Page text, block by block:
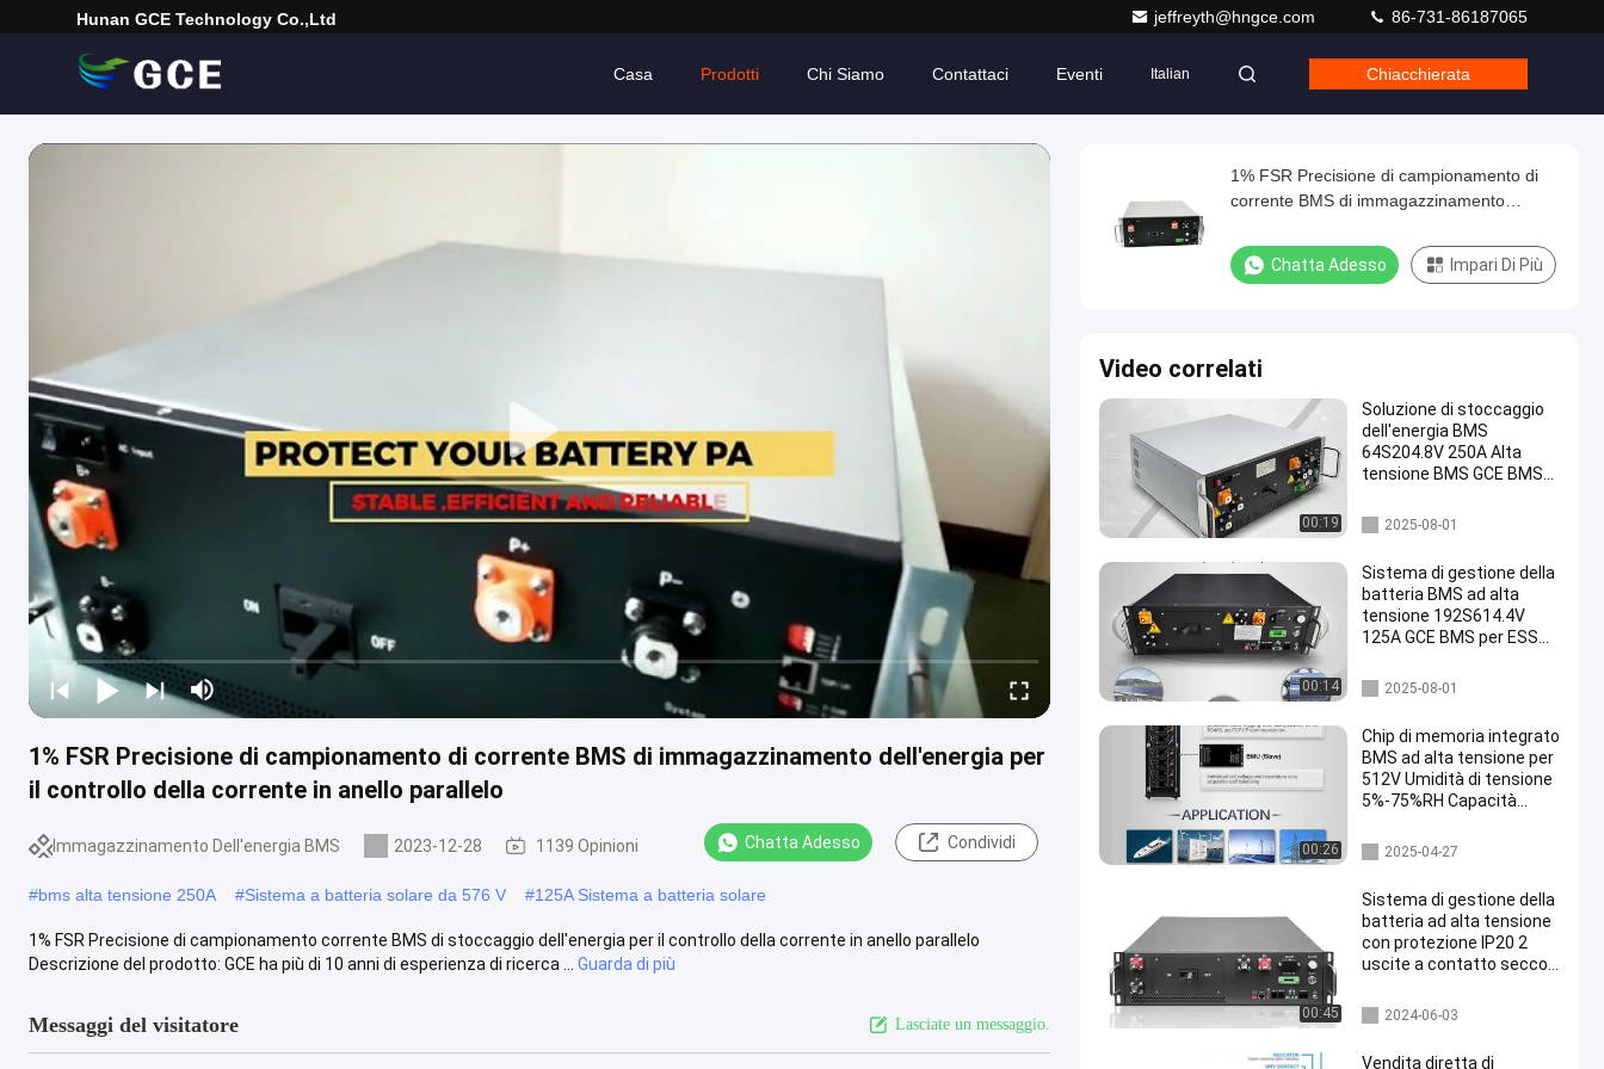
Hunan GCE Technology Co.,Ltd jeffreyth@hngce.com 86-731-86187065
Casa Prodotti Chi Siamo Contattaci Eventi Italian Chiacchierata
1% FSR Precisione di campionamento di corrente BMS di immagazzinamento dell'energia per
il controllo della corrente in anello parallelo
Immagazzinamento Dell'energia BMS 2023-12-28 1139 Opinioni Chatta Adesso Condividi
#bms alta tensione 250A #Sistema a batteria solare da 576 V #125A Sistema a batteria solare
1% FSR Precisione di campionamento corrente BMS di stoccaggio dell'energia per il controllo della corrente in anello parallelo
Descrizione del prodotto: GCE ha più di 10 anni di esperienza di ricerca ...
Guarda di più
Messaggi del visitatore Lasciate un messaggio.
1% FSR Precisione di campionamento di
corrente BMS di immagazzinamento
anello parallelo
Chatta Adesso Impari Di Più
Video correlati
00:19
Soluzione di stoccaggio
dell'energia BMS
64S204.8V 250A Alta
tensione BMS GCE BMS
al litio Lifepo4 batteria
Immagazzinamento dell'ener
gia BMS
2025-08-01
00:14
Sistema di gestione della
batteria BMS ad alta
tensione 192S614.4V
125A GCE BMS per ESS
accumulo solare e ESS C
& I
Immagazzinamento dell'ener
gia BMS
2025-08-01
00:26
Chip di memoria integrato
BMS ad alta tensione per
512V Umidità di tensione
5%-75%RH Capacità
bms ad alta tensione
2025-04-27
00:45
Sistema di gestione della
batteria ad alta tensione
con protezione IP20 2
uscite a contatto secco
Immagazzinamento dell'ener
gia BMS
2024-06-03
Vendita diretta di